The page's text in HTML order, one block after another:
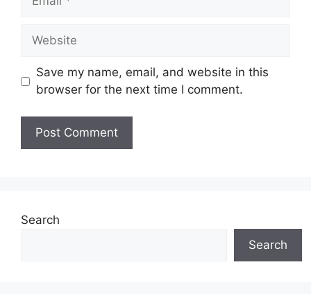
Website
Save my name, email, and website in this
browser for the next time I comment.
Search
Search